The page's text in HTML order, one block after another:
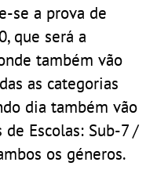
se a prova de
que será a
também vão
as categorias
dia também vão
Escolas: Sub-7 /
os géneros.